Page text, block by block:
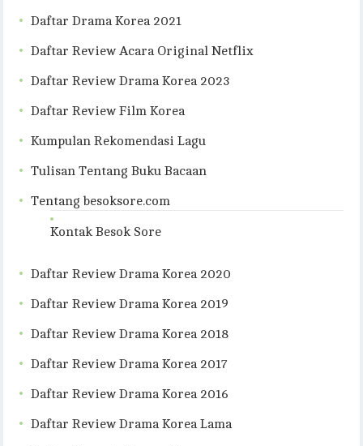
Daftar Drama Korea 2021
Daftar Review Acara Original Netflix
Daftar Review Drama Korea 2023
Daftar Review Film Korea
Kumpulan Rekomendasi Lagu
Tulisan Tentang Buku Bacaan
Tentang besoksore.com
Kontak Besok Sore
Daftar Review Drama Korea 2020
Daftar Review Drama Korea 2019
Daftar Review Drama Korea 2018
Daftar Review Drama Korea 2017
Daftar Review Drama Korea 2016
Daftar Review Drama Korea Lama